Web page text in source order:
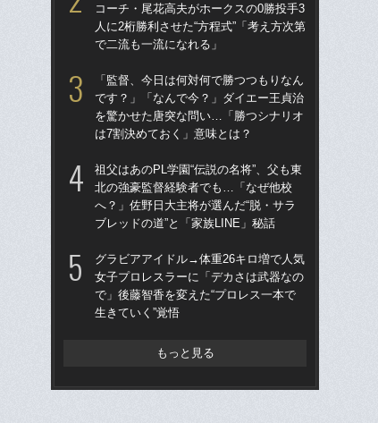
コーチ・尾花高夫がホークスの0勝投手3
人に2桁勝利させた“方程式”「考え方次第
で二流も一流になれる」
「監督、今日は何対何で勝つつもりなん
です？」「なんで今？」ダイエー王貞治
を驚かせた唐突な問い…「勝つシナリオ
は7割決めておく」意味とは？
祖父はあのPL学園“伝説の名将”、父も東
北の強豪監督経験者でも…「なぜ他校
へ？」佐野日大主将が選んだ“脱・サラ
ブレッドの道”と「家族LINE」秘話
グラビアアイドル→体重26キロ増で人気
女子プロレスラーに「デカさは武器なの
で」後藤智香を変えた“プロレス一本で
生きていく”覚悟
もっと見る